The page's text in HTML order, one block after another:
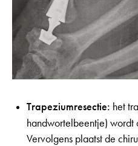
Trapeziumresectie: het
handwortelbeentje)
Vervolgens plaatst de